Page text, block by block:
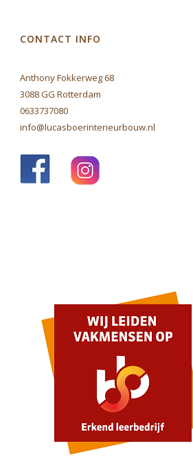
CONTACT INFO
Anthony Fokkerweg 68
3088 GG Rotterdam
0633737080
info@lucasboerinterieurbouw.nl